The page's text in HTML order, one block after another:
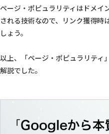
ページ・ポピュラリティはドメイ
される技術なので、リンク獲得時
しょう。
以上、「ページ・ポピュラリティ
解説でした。